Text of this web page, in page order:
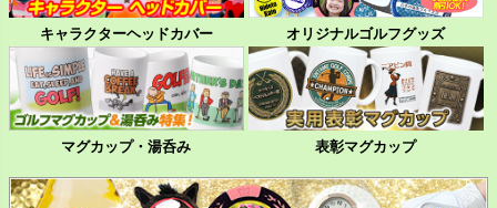
キャラクターヘッドカバー オリジナルゴルフグッズ
マグカップ・湯呑み 表彰マグカップ